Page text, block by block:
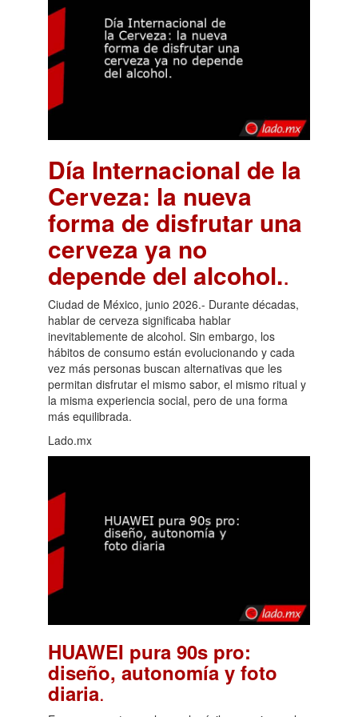
Día Internacional de la
Cerveza: la nueva
forma de disfrutar una
cerveza ya no
depende del alcohol..
Ciudad de México, junio 2026.- Durante décadas,
hablar de cerveza significaba hablar
inevitablemente de alcohol. Sin embargo, los
hábitos de consumo están evolucionando y cada
vez más personas buscan alternativas que les
permitan disfrutar el mismo sabor, el mismo ritual y
la misma experiencia social, pero de una forma
más equilibrada.
Lado.mx
HUAWEI pura 90s pro:
diseño, autonomía y foto
diaria.